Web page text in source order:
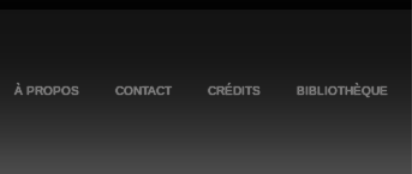
À PROPOS CONTACT CRÉDITS BIBLIOTHÈQUE